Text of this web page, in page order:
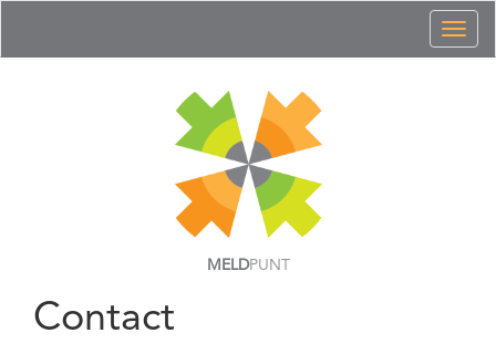
MELDPUNT
Contact